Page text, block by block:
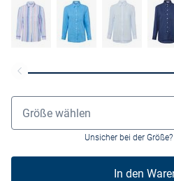
Größenauswahl
Größe wählen
Unsicher bei der Größe?
In den